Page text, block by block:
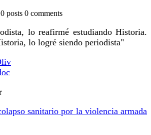
posts 0 comments
lo reafirmé estudiando Historia.
lo logré siendo periodista"
sanitario por la violencia armada